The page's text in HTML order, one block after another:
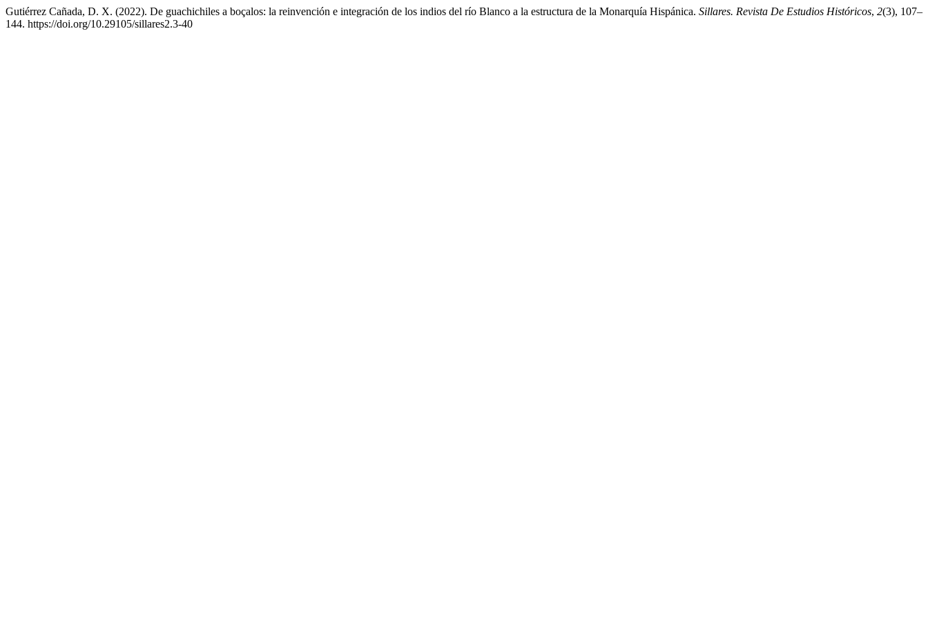
Gutiérrez Cañada, D. X. (2022). De guachichiles a boçalos: la reinvención e integración de los indios del río Blanco a la estructura de la Monarquía Hispánica. Sillares. Revista De Estudios Históricos, 2(3), 107–
144. https://doi.org/10.29105/sillares2.3-40